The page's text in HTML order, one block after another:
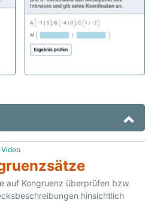
auf Kongruenz überprüfen bzw.
hinsichtlich